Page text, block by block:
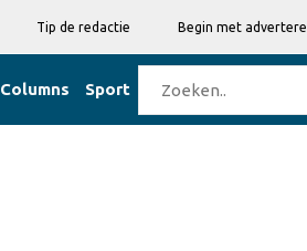
Tip de redactie Begin met
Columns Sport